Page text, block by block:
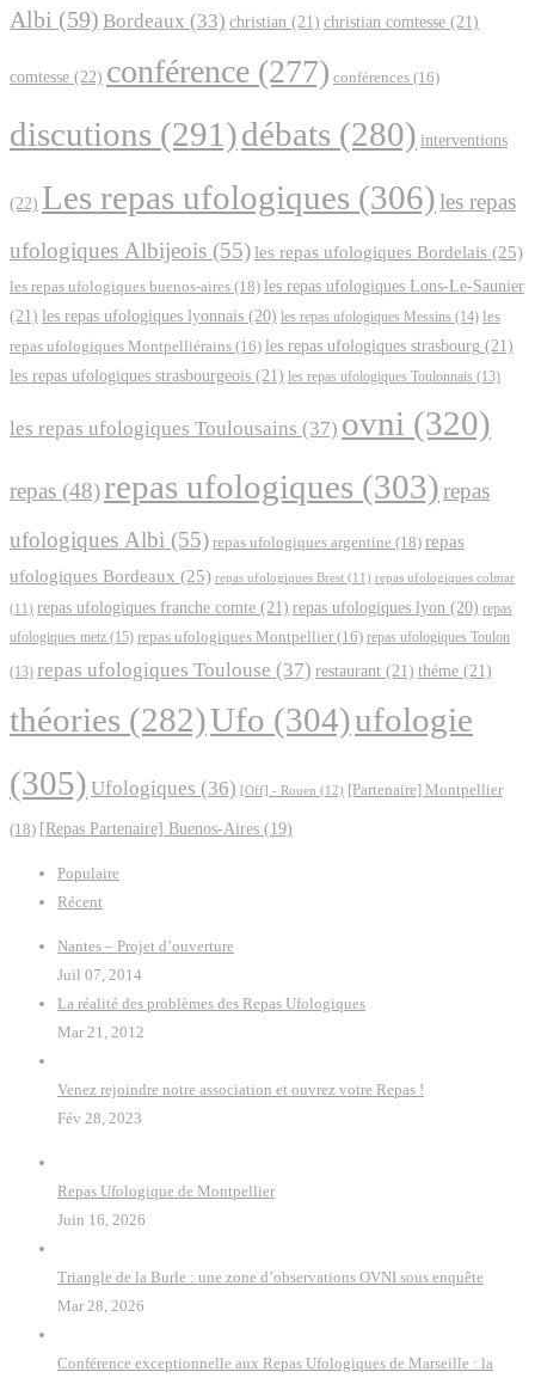
Albi (59) Bordeaux (33) christian (21) christian comtesse (21)
comtesse (22) conférence (277) conférences (16)
discutions (291)débats (280) interventions
(22) Les repas ufologiques (306)les repas
ufologiques Albijeois (55)les repas ufologiques Bordelais (25)
les repas ufologiques buenos-aires (18) les repas ufologiques Lons-Le-Saunier
(21) les repas ufologiques lyonnais (20) les repas ufologiques Messins (14) les
repas ufologiques Montpelliérains (16) les repas ufologiques strasbourg (21)
les repas ufologiques strasbourgeois (21) les repas ufologiques Toulonnais (13)
les repas ufologiques Toulousains (37) ovni (320)
repas (48)repas ufologiques (303)repas
ufologiques Albi (55) repas ufologiques argentine (18) repas
ufologiques Bordeaux (25) repas ufologiques Brest (11) repas ufologiques colmar
(11) repas ufologiques franche comte (21) repas ufologiques lyon (20) repas
ufologiques metz (15) repas ufologiques Montpellier (16) repas ufologiques Toulon
(13) repas ufologiques Toulouse (37) restaurant (21) théme (21)
théories (282)Ufo (304)ufologie
(305) Ufologiques (36) [Off] - Rouen (12) [Partenaire] Montpellier
(18) [Repas Partenaire] Buenos-Aires (19)
Populaire
Récent
Nantes – Projet d’ouverture
Juil 07, 2014
La réalité des problèmes des Repas Ufologiques
Mar 21, 2012
Venez rejoindre notre association et ouvrez votre Repas !
Fév 28, 2023
Repas Ufologique de Montpellier
Juin 16, 2026
Triangle de la Burle : une zone d’observations OVNI sous enquête
Mar 28, 2026
Conférence exceptionnelle aux Repas Ufologiques de Marseille : la